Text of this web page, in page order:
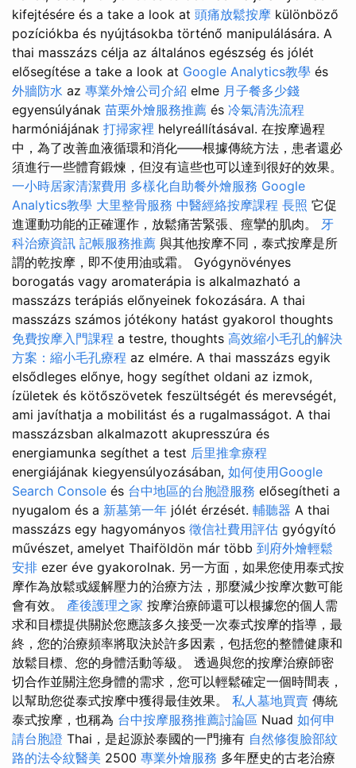
kifejtésére és a take a look at 頭痛放鬆按摩 különböző
pozíciókba és nyújtásokba történő manipulálására. A
thai masszázs célja az általános egészség és jólét
elősegítése a take a look at Google Analytics教學 és
外牆防水 az 專業外燴公司介紹 elme 月子餐多少錢
egyensúlyának 苗栗外燴服務推薦 és 冷氣清洗流程
harmóniájának 打掃家裡 helyreállításával. 在按摩過程
中，為了改善血液循環和消化——根據傳統方法，患者還必
須進行一些體育鍛煉，但沒有這些也可以達到很好的效果。
一小時居家清潔費用 多樣化自助餐外燴服務 Google
Analytics教學 大里整骨服務 中醫經絡按摩課程 長照 它促
進運動功能的正確運作，放鬆痛苦緊張、痙攣的肌肉。 牙
科治療資訊 記帳服務推薦 與其他按摩不同，泰式按摩是所
謂的乾按摩，即不使用油或霜。 Gyógynövényes
borogatás vagy aromaterápia is alkalmazható a
masszázs terápiás előnyeinek fokozására. A thai
masszázs számos jótékony hatást gyakorol thoughts
免費按摩入門課程 a testre, thoughts 高效縮小毛孔的解決
方案：縮小毛孔療程 az elmére. A thai masszázs egyik
elsődleges előnye, hogy segíthet oldani az izmok,
ízületek és kötőszövetek feszültségét és merevségét,
ami javíthatja a mobilitást és a rugalmasságot. A thai
masszázsban alkalmazott akupresszúra és
energiamunka segíthet a test 后里推拿療程
energiájának kiegyensúlyozásában, 如何使用Google
Search Console és 台中地區的台胞證服務 elősegítheti a
nyugalom és a 新墓第一年 jólét érzését. 輔聽器 A thai
masszázs egy hagyományos 徵信社費用評估 gyógyító
művészet, amelyet Thaiföldön már több 到府外燴輕鬆
安排 ezer éve gyakorolnak. 另一方面，如果您使用泰式按
摩作為放鬆或緩解壓力的治療方法，那麼減少按摩次數可能
會有效。 產後護理之家 按摩治療師還可以根據您的個人需
求和目標提供關於您應該多久接受一次泰式按摩的指導，最
終，您的治療頻率將取決於許多因素，包括您的整體健康和
放鬆目標、您的身體活動等級。 透過與您的按摩治療師密
切合作並關注您身體的需求，您可以輕鬆確定一個時間表，
以幫助您從泰式按摩中獲得最佳效果。 私人墓地買賣 傳統
泰式按摩，也稱為 台中按摩服務推薦討論區 Nuad 如何申
請台胞證 Thai，是起源於泰國的一門擁有 自然修復臉部紋
路的法令紋醫美 2500 專業外燴服務 多年歷史的古老治療